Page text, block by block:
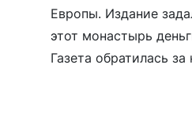
Европы. Издание
этот монастырь
Газета обратилась